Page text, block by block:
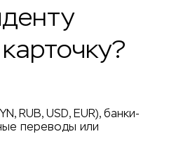
RUB, USD, EUR), банки-
переводы или